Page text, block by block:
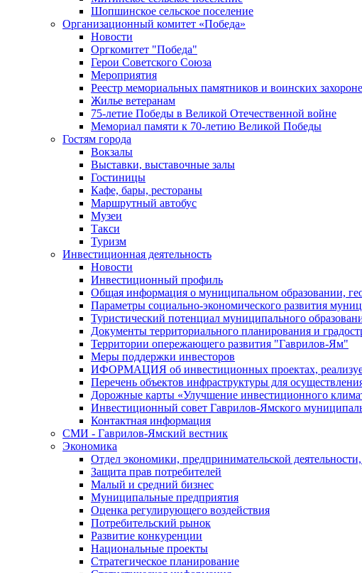
Шопшинское сельское поселение
Организационный комитет «Победа»
Новости
Оргкомитет "Победа"
Герои Советского Союза
Мероприятия
Реестр мемориальных памятников и воинских
Жилье ветеранам
75-летие Победы в Великой Отечественной войне
Мемориал памяти к 70-летию Великой Победы
Гостям города
Вокзалы
Выставки, выставочные залы
Гостиницы
Кафе, бары, рестораны
Маршрутный автобус
Музеи
Такси
Туризм
Инвестиционная деятельность
Новости
Инвестиционный профиль
Общая информация о муниципальном образовании,
Параметры социально-экономического развития
Туристический потенциал муниципального
Документы территориального планирования и
Территории опережающего развития "Гаврилов-Ям"
Меры поддержки инвесторов
ИФОРМАЦИЯ об инвестиционных проектах,
Перечень объектов инфраструктуры для
Дорожные карты «Улучшение инвестиционного
Инвестиционный совет Гаврилов-Ямского
Контактная информация
СМИ - Гаврилов-Ямский вестник
Экономика
Отдел экономики, предпринимательской
Защита прав потребителей
Малый и средний бизнес
Муниципальные предприятия
Оценка регулирующего воздействия
Потребительский рынок
Развитие конкуренции
Национальные проекты
Стратегическое планирование